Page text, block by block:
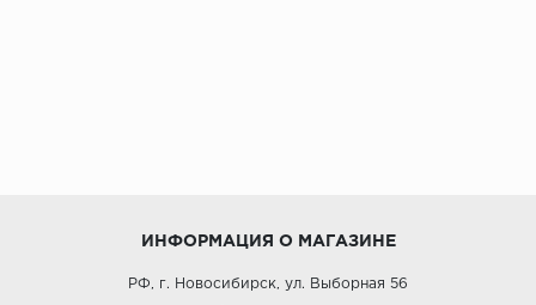
ИНФОРМАЦИЯ О МАГАЗИНЕ
РФ, г. Новосибирск, ул. Выборная 56